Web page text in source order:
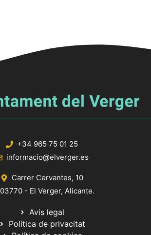
+34 965 75 01 25
informacio@elverger.es
Carrer Cervantes, 10
03770 - El Verger, Alicante.
Avis legal
Política de privacitat